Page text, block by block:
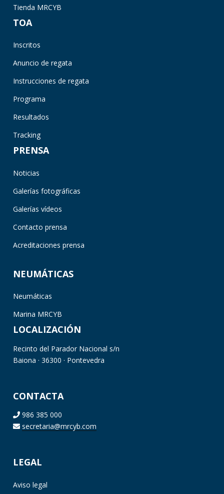
Tienda MRCYB
TOA
Inscritos
Anuncio de regata
Instrucciones de regata
Programa
Resultados
Tracking
PRENSA
Noticias
Galerías fotográficas
Galerías vídeos
Contacto prensa
Acreditaciones prensa
NEUMÁTICAS
Neumáticas
Marina MRCYB
LOCALIZACIÓN
Recinto del Parador Nacional s/n
Baiona · 36300 · Pontevedra
CONTACTA
986 385 000
secretaria@mrcyb.com
LEGAL
Aviso legal